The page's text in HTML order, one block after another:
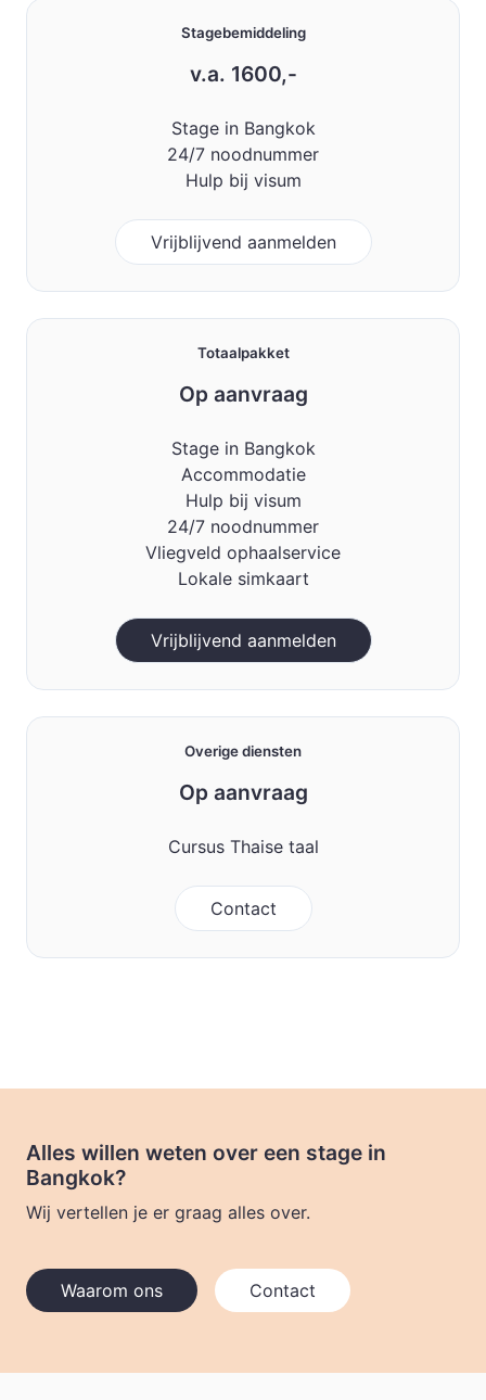
Stagebemiddeling
v.a. 1600,-
Stage in Bangkok
24/7 noodnummer
Hulp bij visum
Vrijblijvend aanmelden
Totaalpakket
Op aanvraag
Stage in Bangkok
Accommodatie
Hulp bij visum
24/7 noodnummer
Vliegveld ophaalservice
Lokale simkaart
Vrijblijvend aanmelden
Overige diensten
Op aanvraag
Cursus Thaise taal
Contact
Alles willen weten over een stage in
Bangkok?
Wij vertellen je er graag alles over.
Waarom ons Contact